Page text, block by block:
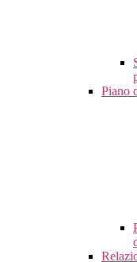
Piano